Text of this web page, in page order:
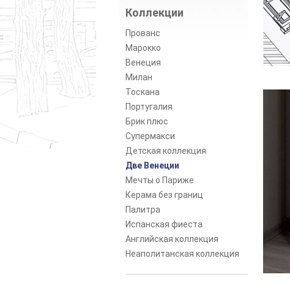
Коллекции
Прованс
Марокко
Венеция
Милан
Тоскана
Португалия
Брик плюс
Супермакси
Детская коллекция
Две Венеции
Мечты о Париже
Керама без границ
Палитра
Испанская фиеста
Английская коллекция
Неаполитанская коллекция